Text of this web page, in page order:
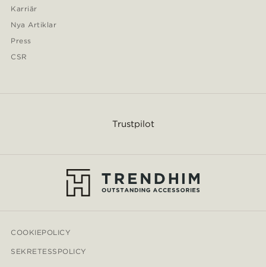
Karriär
Nya Artiklar
Press
CSR
Trustpilot
COOKIEPOLICY
SEKRETESSPOLICY